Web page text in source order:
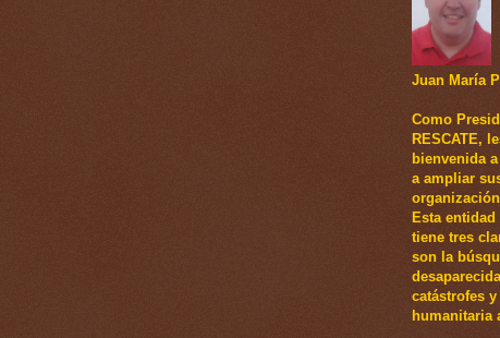
Juan María
Como
RESCATE,
bienvenida
a ampliar
Esta
tiene tres
son la
catástrofes
humanitaria